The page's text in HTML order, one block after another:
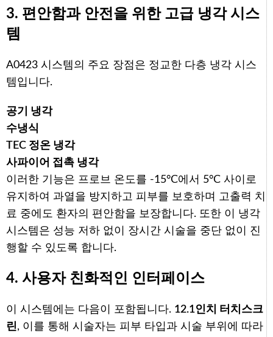
3. 편안함과 안전을 위한 고급 냉각 시스
템
A0423 시스템의 주요 장점은 정교한 다층 냉각 시스
템입니다.
공기 냉각
수냉식
TEC 정온 냉각
사파이어 접촉 냉각
이러한 기능은 프로브 온도를 -15°C에서 5°C 사이로
유지하여 과열을 방지하고 피부를 보호하며 고출력 치
료 중에도 환자의 편안함을 보장합니다. 또한 이 냉각
시스템은 성능 저하 없이 장시간 시술을 중단 없이 진
행할 수 있도록 합니다.
4. 사용자 친화적인 인터페이스
이 시스템에는 다음이 포함됩니다. 12.1인치 터치스크
린, 이를 통해 시술자는 피부 타입과 시술 부위에 따라